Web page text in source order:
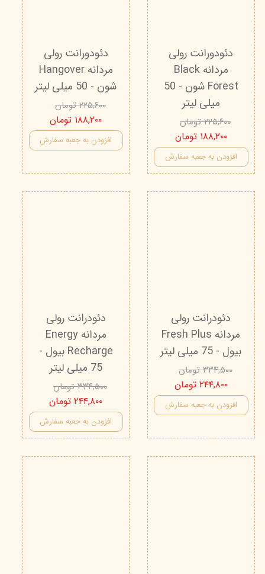
دئودورانت رولی
مردانه Black
Forest شون - 50
میلی لیتر
۲۲۵,۶۰۰ تومان
۱۸۸,۲۰۰ تومان
افزودن به جعبه سفارش
دئودورانت رولی
مردانه Hangover
شون - 50 میلی لیتر
۲۲۵,۶۰۰ تومان
۱۸۸,۲۰۰ تومان
افزودن به جعبه سفارش
دئودرانت رولی
مردانه Fresh Plus
بیول - 75 میلی لیتر
۳۳۴,۵۰۰ تومان
۲۴۴,۸۰۰ تومان
افزودن به جعبه سفارش
دئودرانت رولی
مردانه Energy
Recharge بیول -
75 میلی لیتر
۳۳۴,۵۰۰ تومان
۲۴۴,۸۰۰ تومان
افزودن به جعبه سفارش